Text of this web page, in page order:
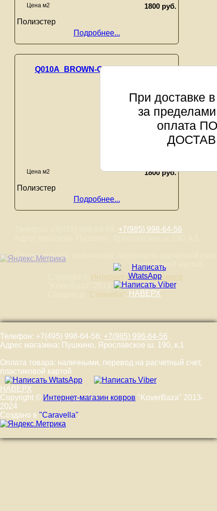
Цена м2
1800 руб.
Полиэстер
Подробнее...
Q010A_BROWN-CREAM-SHRINK
Цена м2
1800 руб.
Полиэстер
Подробнее...
+7(985) 998-64-56
Оплата товара: наличными, перевод на расчетный счет,
пластиковой картой
Интернет-магазин ковров
"KoverBaza" 2013-2024
"Caravella" НАВЕРХ
Телефон: +7(495) 998-64-56; +7(985) 998-64-56
Адрес магазина: Пушкино, Ярославское ш. 190, к.1
Оплата товара: наличными, перевод на расчетный счет,
пластиковой картой
НАВЕРХ
Copyright © Интернет-магазин ковров "KoverBaza" 2013-
2024
Создано в "Caravella".
При доставке
за
оплата